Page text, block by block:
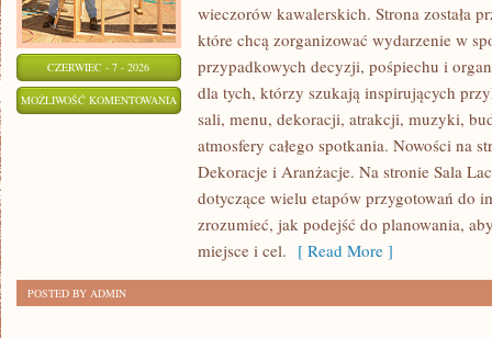
CZERWIEC - 7 - 2026
MOŻLIWOŚĆ KOMENTOWANIA PORADNIK
ORGANIZATORA
wieczorów kawalerskich. Strona została
które chcą zorganizować wydarzenie w
przypadkowych decyzji, pośpiechu i
dla tych, którzy szukają inspirujących
sali, menu, dekoracji, atrakcji, muzyki,
atmosfery całego spotkania. Nowości na
Dekoracje i Aranżacje. Na stronie Sala
dotyczące wielu etapów przygotowań do
zrozumieć, jak podejść do planowania,
miejsce i cel. [ Read More ]
POSTED BY ADMIN